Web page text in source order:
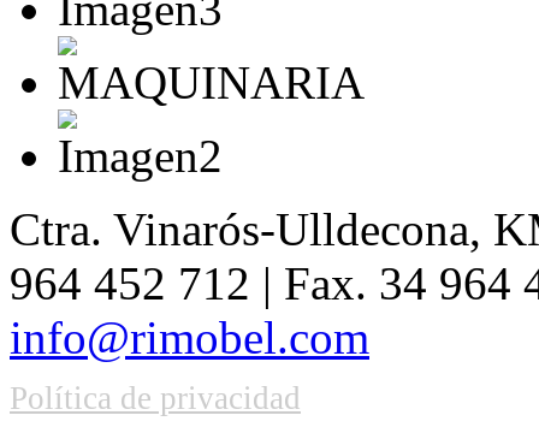
Ctra. Vinarós-Ulldecona,
964 452 712 | Fax. 34
info@rimobel.com
Política de privacidad